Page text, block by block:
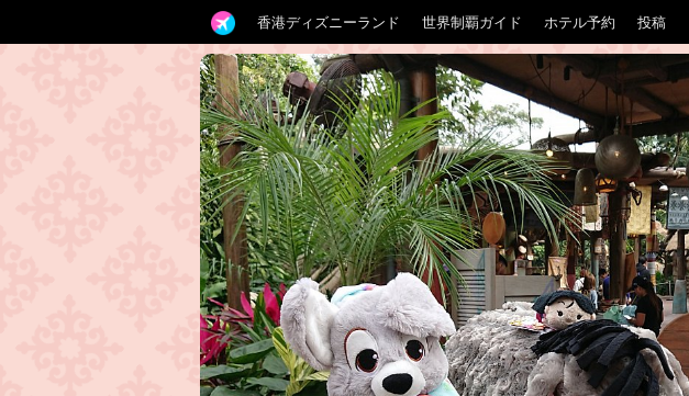
香港ディズニーランド 世界制覇ガイド ホテル予約 投稿